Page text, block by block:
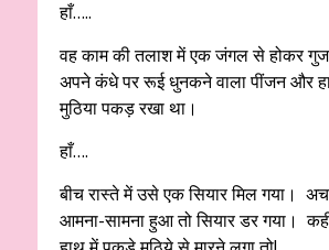
हाँ…..
वह काम की तलाश में एक जंगल से होकर
अपने कंधे पर रूई धुनकने वाला पींजन और
मुठिया पकड़ रखा था।
हाँ….
बीच रास्ते में उसे एक सियार मिल गया।
आमना-सामना हुआ तो सियार डर गया।